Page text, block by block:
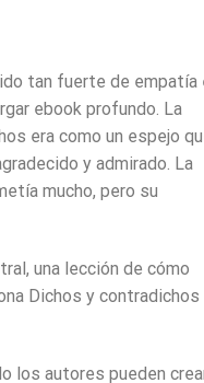
tan fuerte de empatía
ebook profundo. La
era como un espejo
y admirado. La
mucho, pero su
una lección de cómo
Dichos y contradichos
los autores pueden